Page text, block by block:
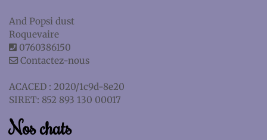
And Popsi dust
Roquevaire
0760386150
Contactez-nous
ACACED : 2020/1c9d-8e20
SIRET: 852 893 130 00017
Nos chats